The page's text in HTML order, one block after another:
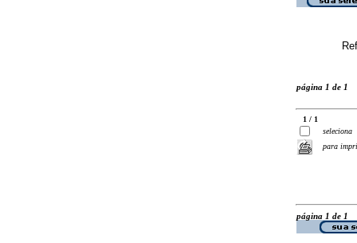
página 1 de 1
1 / 1
seleciona
para
página 1 de 1